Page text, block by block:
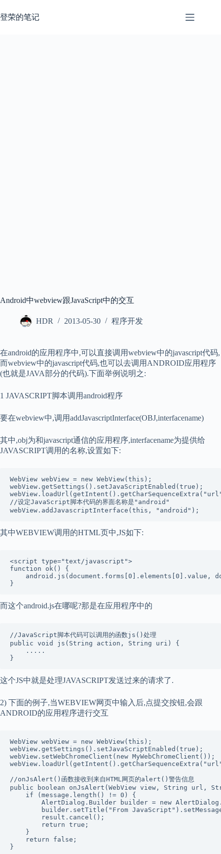
过
登荣的笔记
Android中webview跟JavaScript中的交互
HDR 2013-05-30 程序开发
在android的应用程序中,可以直接调用webview中的javascript代码,
而webview中的javascript代码,也可以去调用ANDROID应用程序
(也就是JAVA部分的代码).下面举例说明之:
1 JAVASCRIPT脚本调用android程序
要在webview中,调用addJavascriptInterface(OBJ,interfacename)
其中,obj为和javascript通信的应用程序,interfacename为提供给
JAVASCRIPT调用的名称,设置如下:
WebView webView = new WebView(this);
webView.getSettings().setJavaScriptEnabled(true);
//设定JavaScript脚本代码的界面名称是"android"
webView.addJavascriptInterface(this, "android");
其中WEBVIEW调用的HTML页中,JS如下:
<script type="text/javascript">
function ok() {
android.js(document.forms[0].elements[0].value,
}
而这个android.js在哪呢?那是在应用程序中的
//JavaScript脚本代码可以调用的函数js()处理
public void js(String action, String uri) {
    .....
}
这个JS中就是处理JAVASCRIPT发送过来的请求了.
2) 下面的例子,当WEBVIEW网页中输入后,点提交按钮,会跟
ANDROID的应用程序进行交互
WebView webView = new WebView(this);
webView.getSettings().setJavaScriptEnabled(true);
webView.setWebChromeClient(new MyWebChromeClient());
//onJsAlert()函数接收到来自HTML网页的alert()警告信息
public boolean onJsAlert(WebView view, String url,
    if (message.length() != 0) {
AlertDialog.Builder builder = new
builder.setTitle("From
        result.cancel();
        return true;
    }
    return false;
}